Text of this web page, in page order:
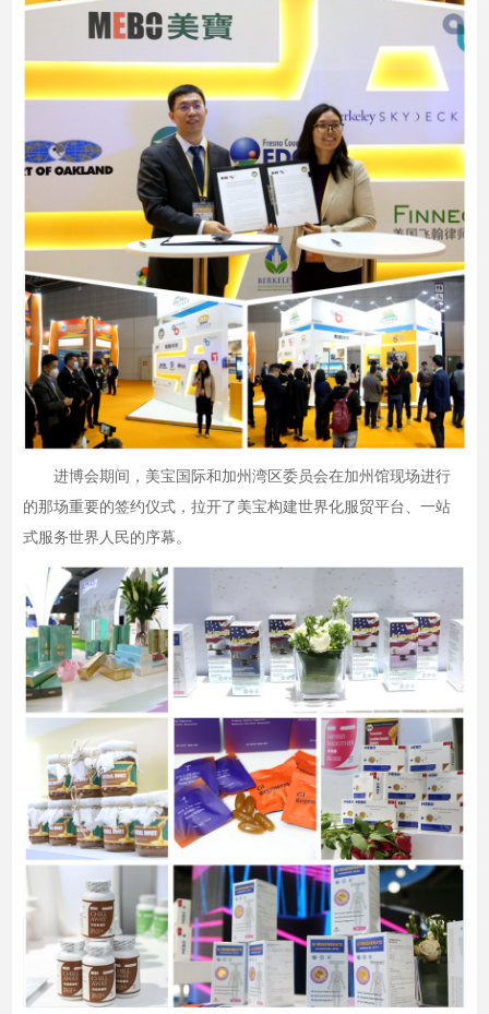
进博会期间，美宝国际和加州湾区委员会在加州馆现场进行
的那场重要的签约仪式，拉开了美宝构建世界化服贸平台、一站
式服务世界人民的序幕。